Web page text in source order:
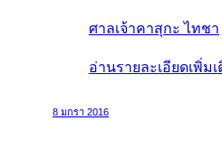
ศาลเจ้าคาสุกะ ไทชา
อ่านรายละเอียดเพิ่ม
8 มกรา 2016